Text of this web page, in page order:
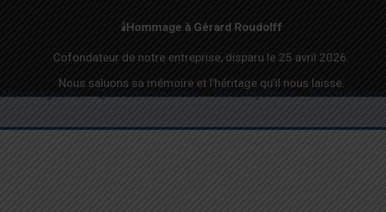
🕯️Hommage à Gérard Roudolff
Cofondateur de notre entreprise, disparu le 25 avril 2026.
Nous saluons sa mémoire et l’héritage qu’il nous laisse.
Nos magasins Qui sommes-nous Nous rejoindre Nos
INFO PRODUITS (retrait produit, Notices complémentaires, …)